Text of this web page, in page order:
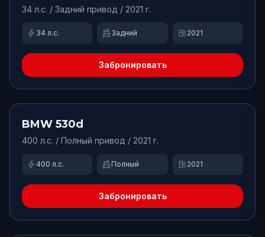
34 л.с. / Задний привод / 2021 г.
bolt 34 л.с. swap_driving_apps Задний local_gas_station 2021
Забронировать
Доступно
от15000₽/сут.
BMW 530d
400 л.с. / Полный привод / 2021 г.
bolt 400 л.с. swap_driving_apps Полный local_gas_station 2021
Забронировать
от9900₽/сут.